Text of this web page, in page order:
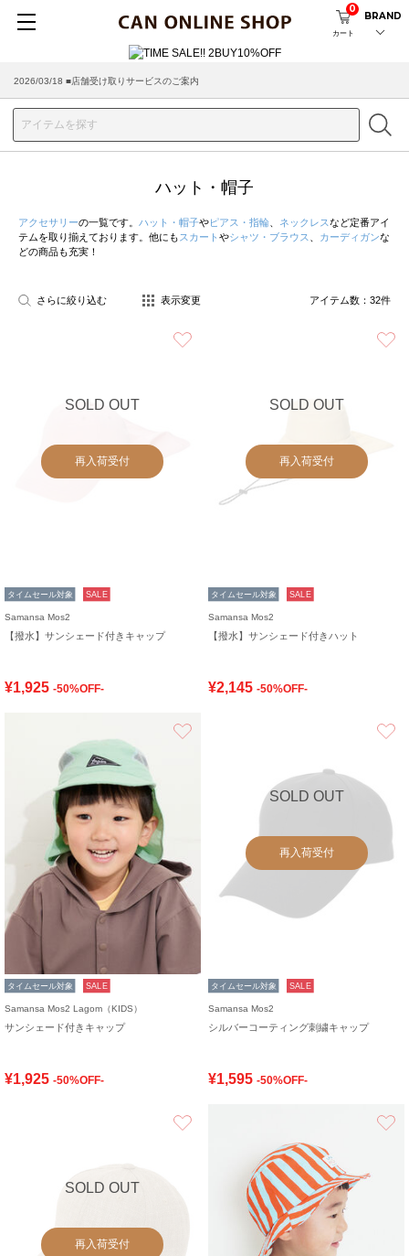
カート
0
BRAND
2026/08/04 ■8/13(木)AM2:00～サイトメンテナンス実施のお知らせ
2026/03/18 ■店舗受け取りサービスのご案内
ハット・帽子
アクセサリーの一覧です。 ハット・帽子やピアス・指輪 ネックレスなど定番アイ
テムを取り揃えております。他にも スカート やシャツ・ブラウス カーディガンな
どの商品も充実！
さらに絞り込む 表示変更 アイテム数： 32件
SOLD OUT
再入荷受付
タイムセール対象 SALE
Samansa Mos2
【撥水】サンシェード付きキャップ
¥1,925 -50%OFF-
SOLD OUT
再入荷受付
タイムセール対象 SALE
Samansa Mos2
【撥水】サンシェード付きハット
¥2,145 -50%OFF-
タイムセール対象 SALE
Samansa Mos2 Lagom（KIDS）
サンシェード付きキャップ
¥1,925 -50%OFF-
SOLD OUT
再入荷受付
タイムセール対象 SALE
Samansa Mos2
シルバーコーティング刺繍キャップ
¥1,595 -50%OFF-
SOLD OUT
再入荷受付